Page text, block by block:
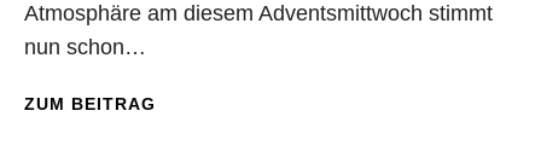
Atmosphäre am diesem Adventsmittwoch stimmt
nun schon…
ZUM BEITRAG